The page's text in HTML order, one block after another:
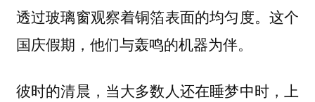
透过玻璃窗观察着铜箔表面的均匀度。这个
国庆假期，他们与轰鸣的机器为伴。
彼时的清晨，当大多数人还在睡梦中时，上